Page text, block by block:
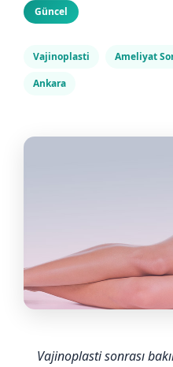
Güncel
Vajinoplasti Ameliyat
Ankara
Vajinoplasti sonrası